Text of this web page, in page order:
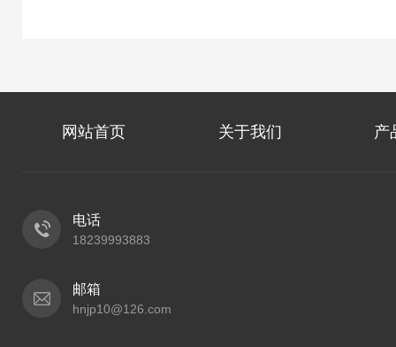
网站首页 关于我们 产
电话
18239993883
邮箱
hnjp10@126.com